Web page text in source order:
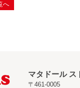
へ
マタドール
〒461-0005